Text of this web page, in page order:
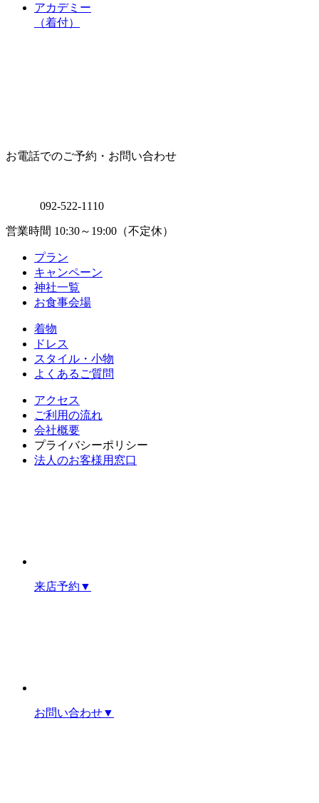
アカデミー
（着付）
お電話でのご予約・お問い合わせ
092-522-1110
営業時間 10:30～19:00（不定休）
プラン
キャンペーン
神社一覧
お食事会場
着物
ドレス
スタイル・小物
よくあるご質問
アクセス
ご利用の流れ
会社概要
プライバシーポリシー
法人のお客様用窓口
来店予約 ▼
お問い合わせ▼